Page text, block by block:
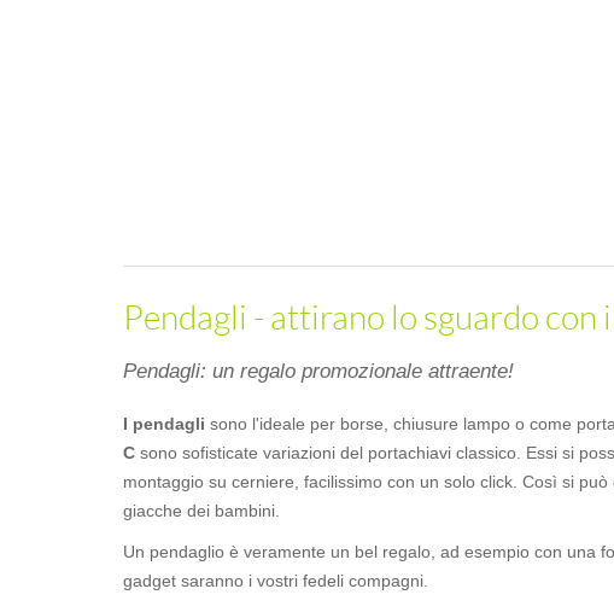
Pendagli - attirano lo sguardo
Pendagli: un regalo promozionale attraente!
I pendagli sono l'ideale per borse, chiusure lampo o come
C sono sofisticate variazioni del portachiavi classico. Essi si
montaggio su cerniere, facilissimo con un solo click. Così si
giacche dei bambini.
Un pendaglio è veramente un bel regalo, ad esempio con una
gadget saranno i vostri fedeli compagni.